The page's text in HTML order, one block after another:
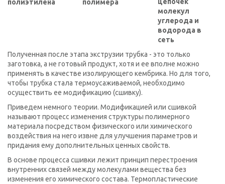
полиэтилена полимера
цепочек
молекул
углерода и
водорода в
сеть
Полученная после этапа экструзии трубка - это только
заготовка, а не готовый продукт, хотя и ее вполне можно
применять в качестве изолирующего кембрика. Но для того,
чтобы трубка стала термоусаживаемой, необходимо
осуществить ее модификацию (сшивку).
Приведем немного теории. Модификацией или сшивкой
называют процесс изменения структуры полимерного
материала посредством физического или химического
воздействия на него извне для улучшения параметров и
придания ему дополнительных ценных свойств.
В основе процесса сшивки лежит принцип перестроения
внутренних связей между молекулами вещества без
изменения его химического состава. Термопластические